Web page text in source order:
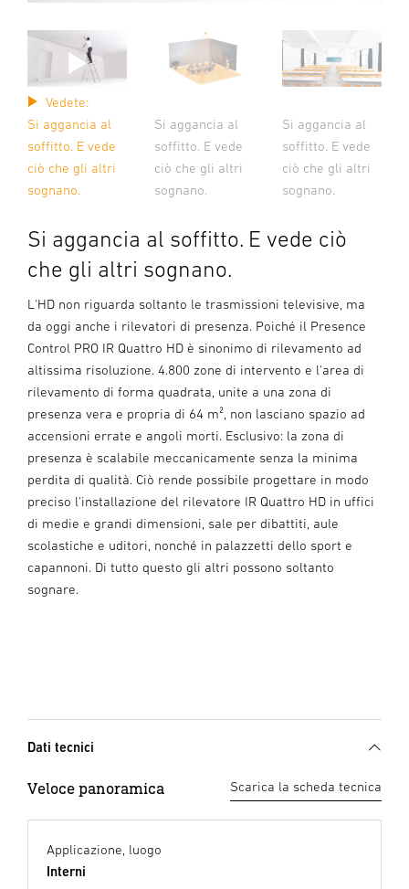
Vedete:
Si aggancia al
soffitto. E vede
ciò che gli altri
sognano.
Si aggancia al
soffitto. E vede
ciò che gli altri
sognano.
Si aggancia al
soffitto. E vede
ciò che gli altri
sognano.
Si aggancia al soffitto. E vede ciò
che gli altri sognano.
L'HD non riguarda soltanto le trasmissioni televisive, ma
da oggi anche i rilevatori di presenza. Poiché il Presence
Control PRO IR Quattro HD è sinonimo di rilevamento ad
altissima risoluzione. 4.800 zone di intervento e l'area di
rilevamento di forma quadrata, unite a una zona di
presenza vera e propria di 64 m², non lasciano spazio ad
accensioni errate e angoli morti. Esclusivo: la zona di
presenza è scalabile meccanicamente senza la minima
perdita di qualità. Ciò rende possibile progettare in modo
preciso l'installazione del rilevatore IR Quattro HD in uffici
di medie e grandi dimensioni, sale per dibattiti, aule
scolastiche e uditori, nonché in palazzetti dello sport e
capannoni. Di tutto questo gli altri possono soltanto
sognare.
Dati tecnici
Veloce panoramica Scarica la scheda tecnica
Applicazione, luogo
Interni